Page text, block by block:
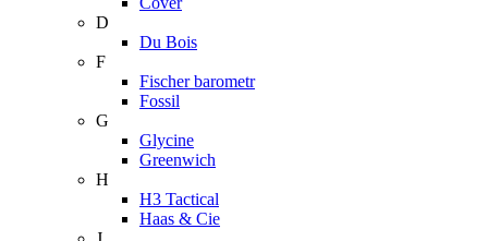
D
Du Bois
F
Fischer barometr
Fossil
G
Glycine
Greenwich
H
H3 Tactical
Haas & Cie